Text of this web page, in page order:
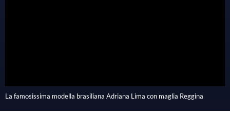
a
La famosissima modella brasiliana Adriana Lima con maglia Reggina